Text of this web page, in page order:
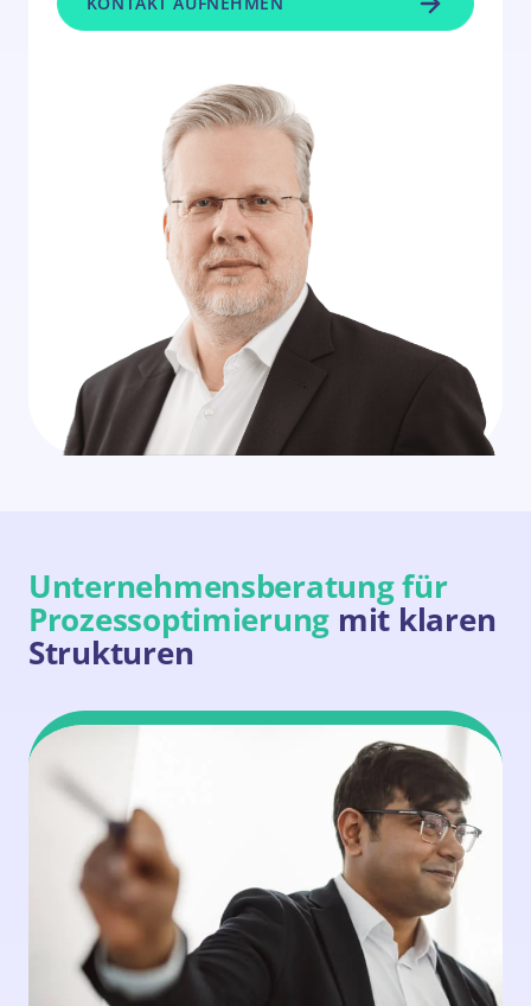
Unternehmensberatung für
Prozessoptimierung mit klaren
Strukturen